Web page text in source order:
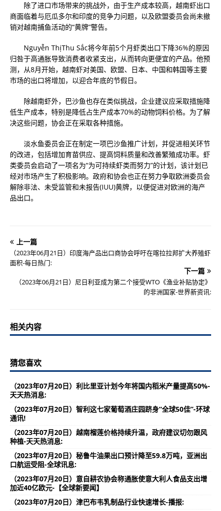
除了进口市场带来的挑战外，由于生产成本较高，越南虾出口
商面临着与厄瓜多尔和印度的竞争力问题，以及欧盟委员会尚未撤
销对越南捕鱼活动的“黄牌”警告。
Nguyễn ThịThu Sắc将今年前5个月虾类出口下降36%的原因
归咎于高通胀导致消费者收紧支出，从而转向更便宜的产品。他预
测，从8月开始，越南虾对美国、欧盟、日本、中国和韩国等主要
市场的出口将增加，以迎合年底的节假日。
除越南虾外，巴沙鱼也存在类似挑战，企业建议应采取措施降
低生产成本，特别是降低占生产成本70%的动物饲料价格。为了解
决这些问题，协会正在采取各种措施。
淡水鱼委员会正在制定一项巴沙鱼推广计划，并促进相关环节
的改进，包括增加育苗供应、提高饲料质量和改善繁殖成功率。虾
类委员会启动了一项名为“为可持续虾类而努力”的计划，该计划已
经对市场产生了积极影响。政府和协会也正在努力争取欧洲委员会
解除非法、未受监管和未报告(IUU)黄牌，以便促进对欧洲的海产
品出口。
上一篇
（2023年06月21日）印度海产品出口商协会呼吁在喀拉拉邦扩大养殖虾
面积-每日热门:
下一篇
（2023年06月21日）尼日利亚成为第二个接受WTO《渔业补贴协定》
的非洲国家-世界新资讯:
相关内容
猜您喜欢
（2023年07月20日）利比里亚计划今年将国内稻米产量提高50%-
天天热消息:
（2023年07月20日）智利这七家葡萄酒庄园跻身“全球50佳”-环球
通讯!
（2023年07月20日）越南榴莲价格持续升温，政府建议切勿跟风
种植-天天热消息:
（2023年07月20日）秘鲁牛油果出口预计降至59.8万吨，亚洲出
口航运受阻-全球讯息:
（2023年07月20日）意自耕农协会称通胀使意大利人食品支出增
加近40亿欧元-【全球新要闻】
（2023年07月20日）津巴布韦乳制品行业快速增长-播报: